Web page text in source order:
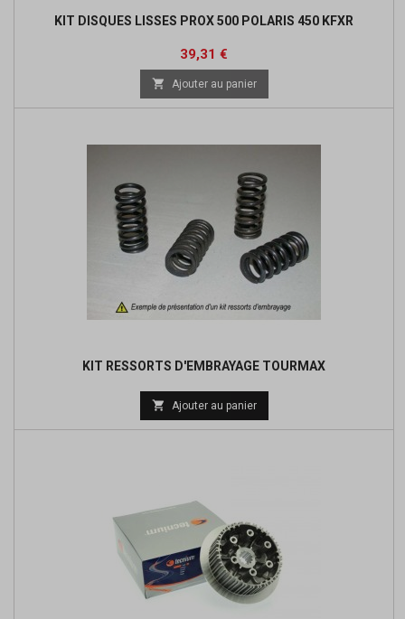
KIT DISQUES LISSES PROX 500 POLARIS 450 KFXR
Prix
39,31 €
base
 Ajouter au panier
KIT RESSORTS D'EMBRAYAGE TOURMAX
de
 Ajouter au panier